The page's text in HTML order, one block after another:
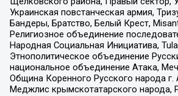
Украинская повстанческая армия,
Бандеры, Братство, Белый Крест,
Религиозное объединение
Народная Социальная Инициатива,
Этнополитическое объединение
национальное объединение Атака,
Община Коренного Русского народа г.
Меджлис крымскотатарского народа,